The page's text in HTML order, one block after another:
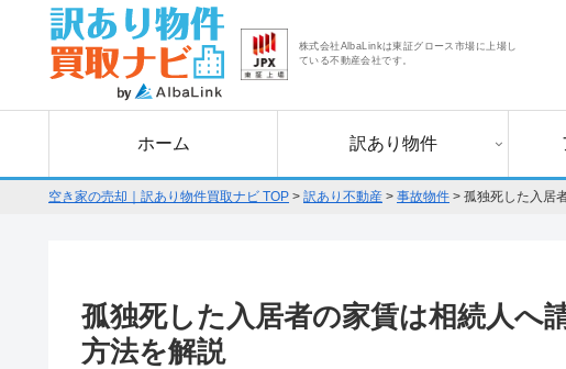
株式会社AlbaLinkは東証グロース市場に上場し
ている不動産会社です。
ホーム 訳あり物件
空き家の売却｜訳あり物件買取ナビ TOP > 訳あり不動産 > 事故物件 > 孤独死した入居
孤独死した入居者の家賃は相続人へ
方法を解説